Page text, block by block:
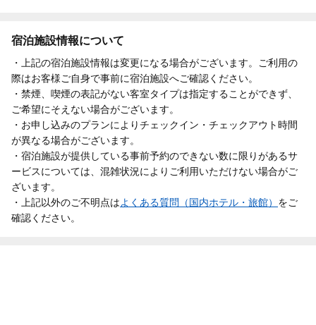
宿泊施設情報について
・上記の宿泊施設情報は変更になる場合がございます。ご利用の
際はお客様ご自身で事前に宿泊施設へご確認ください。
・禁煙、喫煙の表記がない客室タイプは指定することができず、
ご希望にそえない場合がございます。
・お申し込みのプランによりチェックイン・チェックアウト時間
が異なる場合がございます。
・宿泊施設が提供している事前予約のできない数に限りがあるサ
ービスについては、混雑状況によりご利用いただけない場合がご
ざいます。
・上記以外のご不明点はよくある質問（国内ホテル・旅館） をご
確認ください。